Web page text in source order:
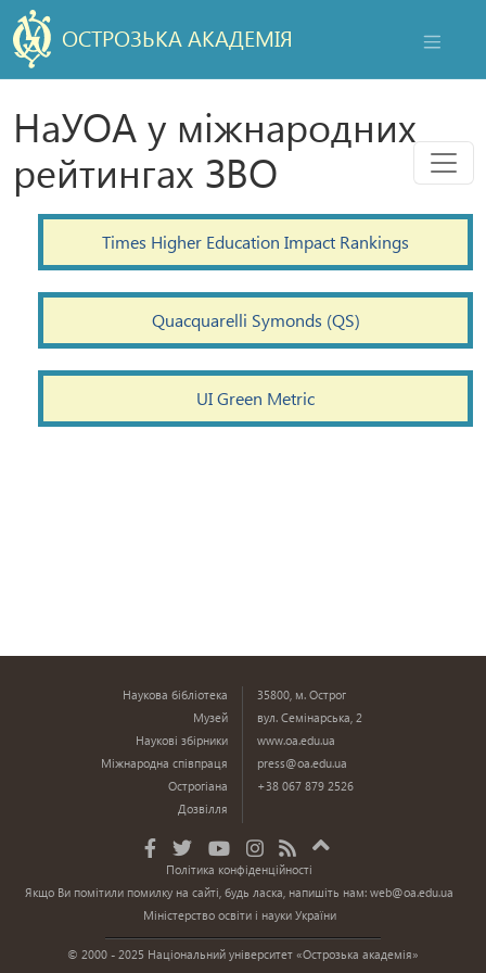
ОСТРОЗЬКА АКАДЕМІЯ
НаУОА у міжнародних
рейтингах ЗВО
Меню
Times Higher Education Impact Rankings
Quacquarelli Symonds (QS)
UI Green Metric
Наукова бібліотека
Музей
Наукові збірники
Міжнародна співпраця
Острогіана
Дозвілля
35800, м. Острог
вул. Семінарська, 2
www.oa.edu.ua
press@oa.edu.ua
+38 067 879 2526
Політика конфіденційності
Якщо Ви помітили помилку на сайті, будь ласка, напишіть нам:web@oa.edu.ua
Міністерство освіти і науки України
© 2000 - 2025 Національний університет «Острозька академія»